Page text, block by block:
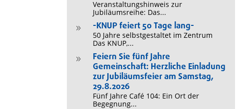
Veranstaltungshinweis zur
Jubiläumsreihe: Das...
9 -KNUP feiert 50 Tage lang-
50 Jahre selbstgestaltet im Zentrum
Das KNUP,...
9
Feiern Sie fünf Jahre
Gemeinschaft: Herzliche Einladung
zur Jubiläumsfeier am Samstag,
29.8.2026
Fünf Jahre Café 104: Ein Ort der
Begegnung...